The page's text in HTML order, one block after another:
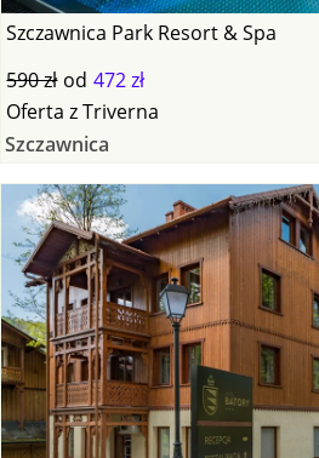
Szczawnica Park Resort & Spa
590 zł od 472 zł
Oferta zTriverna
Szczawnica